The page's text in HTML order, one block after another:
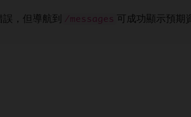
，但導航到 /messages 可成功顯示預期